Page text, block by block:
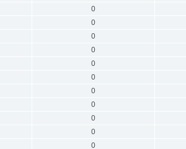
0
0
0
0
0
0
0
0
0
0
0